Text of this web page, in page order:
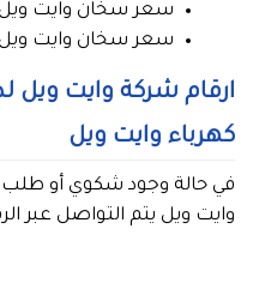
سعر سخان وايت ويل 50 لتر كهرباء 2690 جنيه
سعر سخان وايت ويل 60 لتر كهرباء 2950 جنيه
ارقام شركة وايت ويل
كهرباء وايت ويل
في حالة وجود شكوي أو طلب
وايت ويل يتم التواصل عبر الرقم